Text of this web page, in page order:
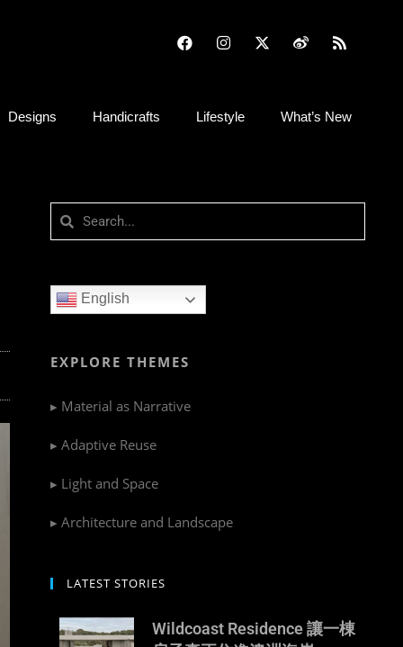
Designs Handicrafts Lifestyle What’s New
English
EXPLORE THEMES
▸ Material as Narrative
▸ Adaptive Reuse
▸ Light and Space
▸ Architecture and Landscape
LATEST STORIES
Wildcoast Residence 讓一棟